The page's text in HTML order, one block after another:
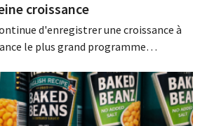
croissance
d'enregistrer une croissance à
le plus grand programme
de Biscoff : « Nous devons saisir
».